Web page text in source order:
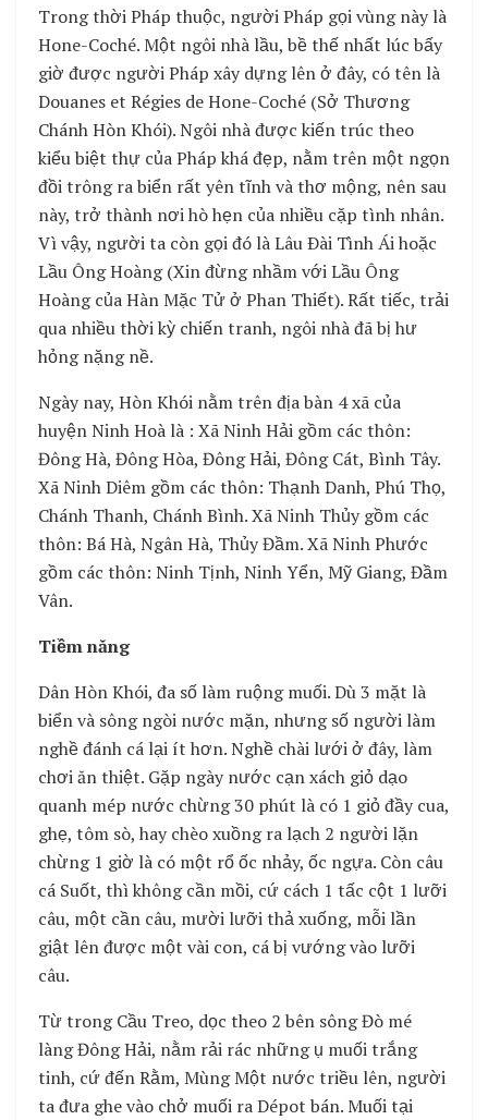
Trong thời Pháp thuộc, người Pháp gọi vùng này là
Hone-Coché. Một ngôi nhà lầu, bề thế nhất lúc bấy
giờ được người Pháp xây dựng lên ở đây, có tên là
Douanes et Régies de Hone-Coché (Sở Thương
Chánh Hòn Khói). Ngôi nhà được kiến trúc theo
kiểu biệt thự của Pháp khá đẹp, nằm trên một ngọn
đồi trông ra biển rất yên tĩnh và thơ mộng, nên sau
này, trở thành nơi hò hẹn của nhiều cặp tình nhân.
Vì vậy, người ta còn gọi đó là Lâu Ðài Tình Ái hoặc
Lầu Ông Hoàng (Xin đừng nhầm với Lầu Ông
Hoàng của Hàn Mặc Tử ở Phan Thiết). Rất tiếc, trải
qua nhiều thời kỳ chiến tranh, ngôi nhà đã bị hư
hỏng nặng nề.
Ngày nay, Hòn Khói nằm trên địa bàn 4 xã của
huyện Ninh Hoà là : Xã Ninh Hải gồm các thôn:
Đông Hà, Đông Hòa, Đông Hải, Đông Cát, Bình Tây.
Xã Ninh Diêm gồm các thôn: Thạnh Danh, Phú Thọ,
Chánh Thanh, Chánh Bình. Xã Ninh Thủy gồm các
thôn: Bá Hà, Ngân Hà, Thủy Đầm. Xã Ninh Phước
gồm các thôn: Ninh Tịnh, Ninh Yển, Mỹ Giang, Đầm
Vân.
Tiềm năng
Dân Hòn Khói, đa số làm ruộng muối. Dù 3 mặt là
biển và sông ngòi nước mặn, nhưng số người làm
nghề đánh cá lại ít hơn. Nghề chài lưới ở đây, làm
chơi ăn thiệt. Gặp ngày nước cạn xách giỏ dạo
quanh mép nước chừng 30 phút là có 1 giỏ đầy cua,
ghẹ, tôm sò, hay chèo xuồng ra lạch 2 người lặn
chừng 1 giờ là có một rổ ốc nhảy, ốc ngựa. Còn câu
cá Suốt, thì không cần mồi, cứ cách 1 tấc cột 1 lưỡi
câu, một cần câu, mười lưỡi thả xuống, mỗi lần
giật lên được một vài con, cá bị vướng vào lưỡi
câu.
Từ trong Cầu Treo, dọc theo 2 bên sông Đò mé
làng Đông Hải, nằm rải rác những ụ muối trắng
tinh, cứ đến Rằm, Mùng Một nước triều lên, người
ta đưa ghe vào chở muối ra Dépot bán. Muối tại